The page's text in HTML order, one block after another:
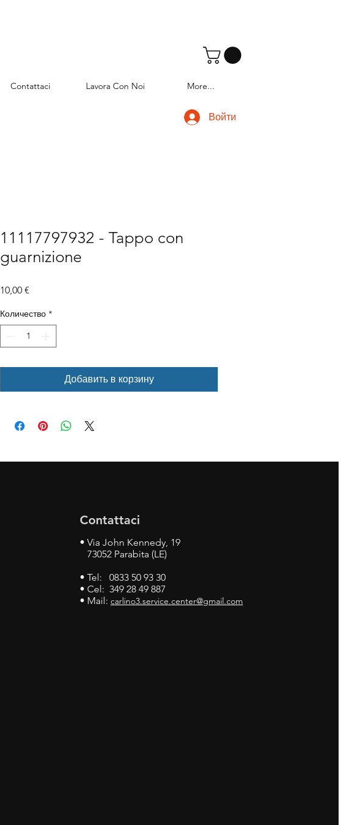
Contattaci Lavora Con Noi More...
Войти
11117797932 - Tappo con
guarnizione
10,00 €
Количество *
Добавить в корзину
Contattaci
• Via John Kennedy, 19
73052 Parabita (LE)
• Tel: 0833 50 93 30
• Cel: 349 28 49 887
• Mail: carlino3.service.center@gmail.com